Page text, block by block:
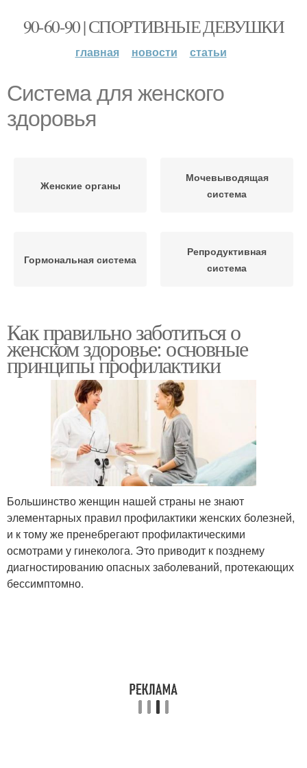
90-60-90 | СПОРТИВНЫЕ ДЕВУШКИ
главная новости статьи
Система для женского
здоровья
Женские органы
Мочевыводящая
система
Гормональная система
Репродуктивная
система
Как правильно заботиться о
женском здоровье: основные
принципы профилактики
Большинство женщин нашей страны не знают
элементарных правил профилактики женских болезней,
и к тому же пренебрегают профилактическими
осмотрами у гинеколога. Это приводит к позднему
диагностированию опасных заболеваний, протекающих
бессимптомно.